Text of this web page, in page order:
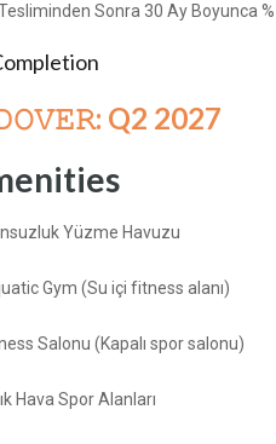
Sonra 30 Ay Boyunca
Q2 2027
Yüzme Havuzu
Gym (Su içi fitness alanı)
Salonu (Kapalı spor salonu)
Hava Spor Alanları